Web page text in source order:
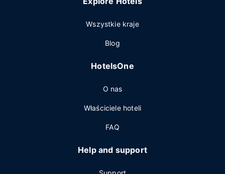
Wszystkie kraje
Blog
HotelsOne
O nas
Właściciele hoteli
FAQ
Help and support